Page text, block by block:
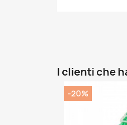
I clienti che
-20%